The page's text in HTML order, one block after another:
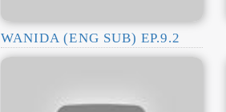
WANIDA (ENG SUB) EP.9.2